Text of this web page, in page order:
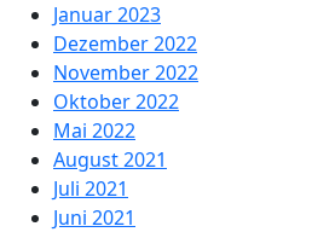
Januar 2023
Dezember 2022
November 2022
Oktober 2022
Mai 2022
August 2021
Juli 2021
Juni 2021